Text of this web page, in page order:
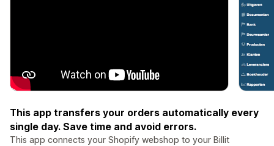
This app transfers your orders automatically every
single day. Save time and avoid errors.
This app connects your Shopify webshop to your Billit